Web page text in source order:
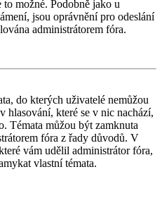
možné. Podobně jako u
jsou oprávnění pro odeslání
administrátorem fóra.
do kterých uživatelé nemůžou
hlasování, které se v nic nachází,
Témata můžou být zamknuta
fóra z řady důvodů. V
vám udělil administrátor fóra,
vlastní témata.